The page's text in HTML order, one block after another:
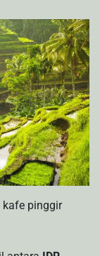
kafe pinggir